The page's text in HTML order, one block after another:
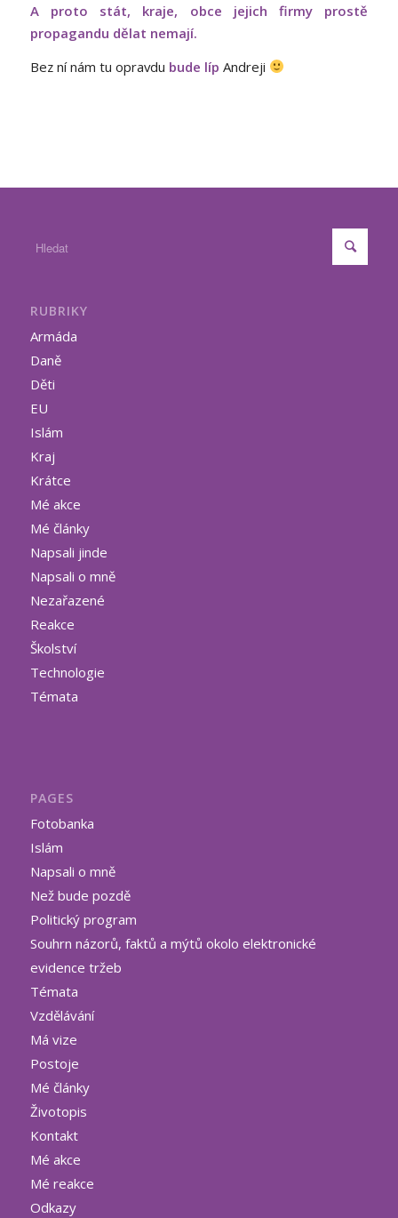
A proto stát, kraje, obce jejich firmy prostě
propagandu dělat nemají.
Bez ní nám tu opravdu bude líp Andreji
RUBRIKY
Armáda
Daně
Děti
EU
Islám
Kraj
Krátce
Mé akce
Mé články
Napsali jinde
Napsali o mně
Nezařazené
Reakce
Školství
Technologie
Témata
PAGES
Fotobanka
Islám
Napsali o mně
Než bude pozdě
Politický program
Souhrn názorů, faktů a mýtů okolo elektronické
evidence tržeb
Témata
Vzdělávání
Má vize
Postoje
Mé články
Životopis
Kontakt
Mé akce
Mé reakce
Odkazy